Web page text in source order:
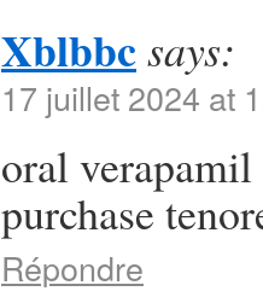
Xblbbcsays:
17 juillet 2024 at
oral
purchase
Répondre